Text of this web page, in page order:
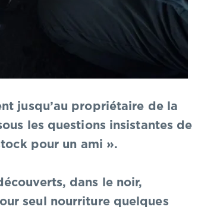
jusqu’au propriétaire de la
les questions insistantes de
pour un ami ».
dans le noir,
seul nourriture quelques